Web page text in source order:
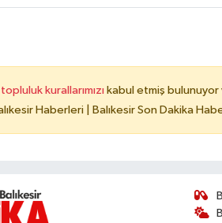
topluluk kurallarımızı kabul etmiş bulunuyor
Haberleri | Balıkesir Son Dakika